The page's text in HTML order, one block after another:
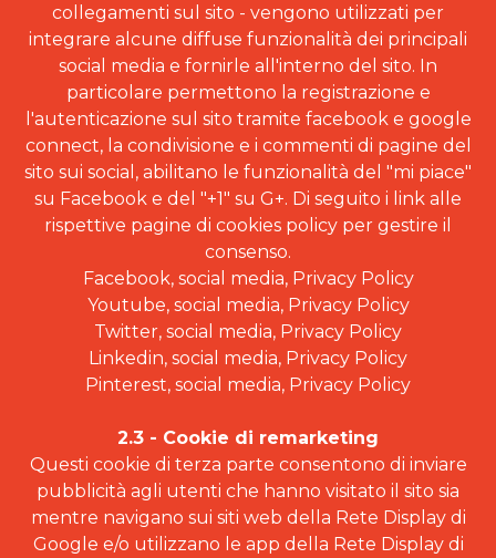
collegamenti sul sito - vengono utilizzati per
integrare alcune diffuse funzionalità dei principali
social media e fornirle all'interno del sito. In
particolare permettono la registrazione e
l'autenticazione sul sito tramite facebook e google
connect, la condivisione e i commenti di pagine del
sito sui social, abilitano le funzionalità del "mi piace"
su Facebook e del "+1" su G+. Di seguito i link alle
rispettive pagine di cookies policy per gestire il
consenso.
Facebook, social media, Privacy Policy
Youtube, social media, Privacy Policy
Twitter, social media, Privacy Policy
Linkedin, social media, Privacy Policy
Pinterest, social media, Privacy Policy
2.3 - Cookie di remarketing
Questi cookie di terza parte consentono di inviare
pubblicità agli utenti che hanno visitato il sito sia
mentre navigano sui siti web della Rete Display di
Google e/o utilizzano le app della Rete Display di